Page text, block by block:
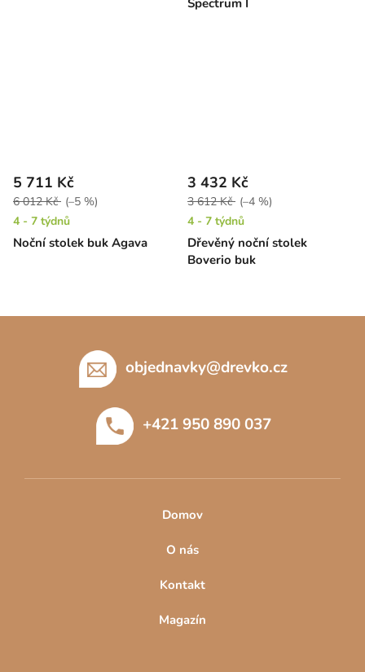
Spectrum I
Noční stolek buk Agava
5 711 Kč
6 012 Kč (–5 %)
4 - 7 týdnů
Dřevěný noční stolek
Boverio buk
3 432 Kč
3 612 Kč (–4 %)
4 - 7 týdnů
objednavky@drevko.cz
+421 950 890 037
Domov
O nás
Kontakt
Magazín